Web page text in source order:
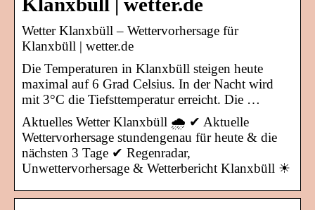
Klanxbüll | wetter.de
Wetter Klanxbüll – Wettervorhersage für
Klanxbüll | wetter.de
Die Temperaturen in Klanxbüll steigen heute
maximal auf 6 Grad Celsius. In der Nacht wird
mit 3°C die Tiefsttemperatur erreicht. Die …
Aktuelles Wetter Klanxbüll 🌧️ ✔ Aktuelle
Wettervorhersage stundengenau für heute & die
nächsten 3 Tage ✔ Regenradar,
Unwettervorhersage & Wetterbericht Klanxbüll ☀